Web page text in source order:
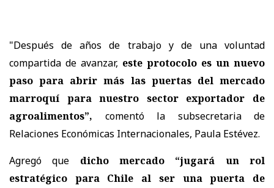
"Después de años de trabajo y de una voluntad
compartida de avanzar, este protocolo es un nuevo
paso para abrir más las puertas del mercado
marroquí para nuestro sector exportador de
agroalimentos”, comentó la subsecretaria de
Relaciones Económicas Internacionales, Paula Estévez.
Agregó que dicho mercado “jugará un rol
estratégico para Chile al ser una puerta de